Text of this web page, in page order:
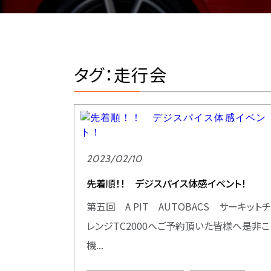
タグ：走行会
2023/02/10
先着順！！ デジスパイス体感イベント！
第五回 A PIT AUTOBACS サーキットチ
レンジTC2000へご予約頂いた皆様へ是非
機...